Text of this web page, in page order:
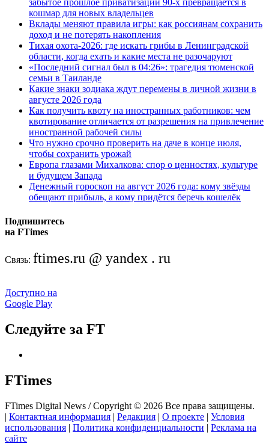
забытое прошлое приватизации 90-х превращается в
кошмар для новых владельцев
Вклады меняют правила игры: как россиянам сохранить
доход и не потерять накопления
Тихая охота-2026: где искать грибы в Ленинградской
области, когда ехать и какие места не разочаруют
«Последний сигнал был в 04:26»: трагедия тюменской
семьи в Таиланде
Какие знаки зодиака ждут перемены в личной жизни в
августе 2026 года
Как получить квоту на иностранных работников: чем
квотирование отличается от разрешения на привлечение
иностранной рабочей силы
Что нужно срочно проверить на даче в конце июля,
чтобы сохранить урожай
Европа глазами Михалкова: спор о ценностях, культуре
и будущем Запада
Денежный гороскоп на август 2026 года: кому звёзды
обещают прибыль, а кому придётся беречь кошелёк
Подпишитесь
на FTimes
Связь: ftimes.ru @ yandex . ru
Доступно на
Google Play
Следуйте за FT
FTimes
FTimes Digital News / Copyright © 2026 Все права защищены.
| Контактная информация | Редакция | О проекте | Условия
использования | Политика конфиденциальности | Реклама на
сайте